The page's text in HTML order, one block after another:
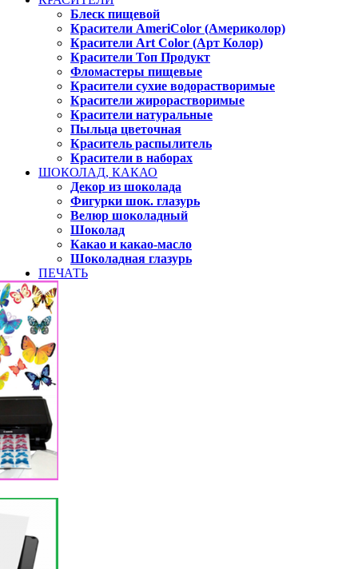
Блеск пищевой
Красители AmeriColor (Америколор)
Красители Art Color (Арт Колор)
Красители Топ Продукт
Фломастеры пищевые
Красители сухие водорастворимые
Красители жирорастворимые
Красители натуральные
Пыльца цветочная
Краситель распылитель
Красители в наборах
ШОКОЛАД, КАКАО
Декор из шоколада
Фигурки шок. глазурь
Велюр шоколадный
Шоколад
Какао и какао-масло
Шоколадная глазурь
ПЕЧАТЬ